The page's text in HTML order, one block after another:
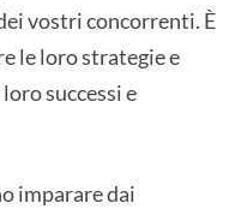
vostri concorrenti. È
le loro strategie e
successi e
imparare dai